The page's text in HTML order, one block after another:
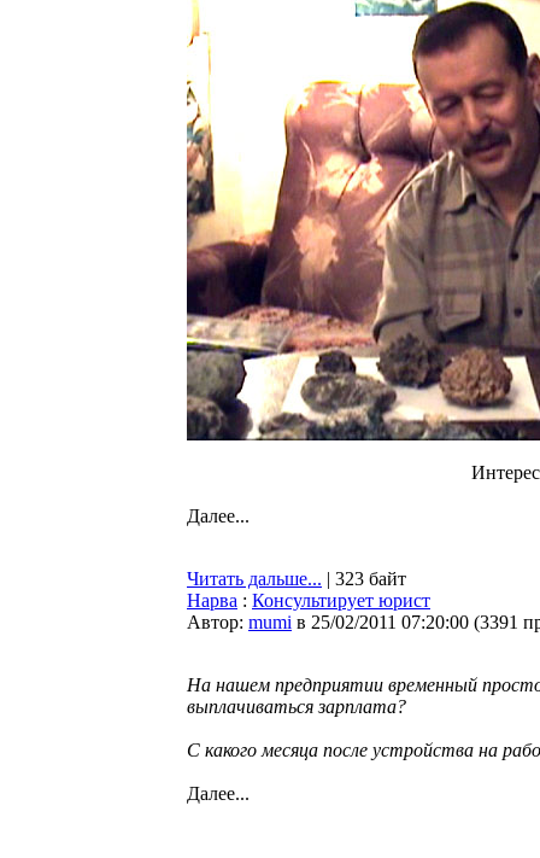
Далее...
Читать дальше... | 323 байт
Нарва : Консультирует юрист
Автор: mumi в 25/02/2011 07:20:00 (3391
На нашем предприятии временный
выплачиваться зарплата?
С какого месяца после устройства нa
Далее...